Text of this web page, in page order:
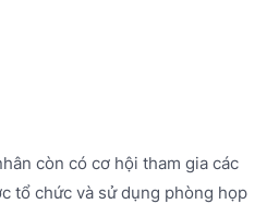
còn có cơ hội tham gia các
tổ chức và sử dụng phòng họp